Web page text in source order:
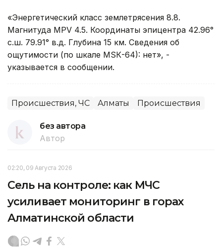
«Энергетический класс землетрясения 8.8.
Магнитуда MPV 4.5. Координаты эпицентра 42.96°
с.ш. 79.91° в.д. Глубина 15 км. Сведения об
ощутимости (по шкале МSК-64): нет», -
указывается в сообщении.
Происшествия, ЧС Алматы Происшествия
без автора
Автор
02:20, 09 Августа 2026
Сель на контроле: как МЧС
усиливает мониторинг в горах
Алматинской области